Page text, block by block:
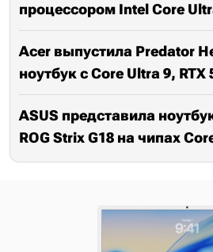
процессором Intel Core
Acer выпустила Predator
ноутбук с Core Ultra 9,
ASUS представила
ROG Strix G18 на чипах